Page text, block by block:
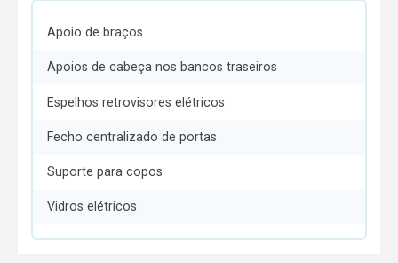
Apoio de braços
Apoios de cabeça nos bancos traseiros
Espelhos retrovisores elétricos
Fecho centralizado de portas
Suporte para copos
Vidros elétricos